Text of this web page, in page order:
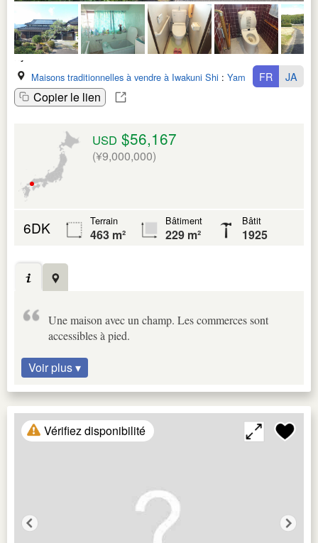
Maisons traditionnelles à vendre à Iwakuni Shi : Yamaguchi Ken
Copier le lien
FR JA
USD $56,167
(¥9,000,000)
6DK Terrain
463 m²
Bâtiment
229 m²
Bâtit
1925
Une maison avec un champ. Les commerces sont
accessibles à pied.
Voir plus ▾
Vérifiez disponibilité